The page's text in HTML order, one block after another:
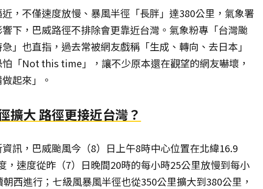
，不僅速度放慢、 暴風半徑 「長胖」達380公里， 氣象署
下，巴威路徑不排除會更靠近台灣。氣象粉專「台灣颱
」也直指，過去常被網友戲稱「生成、轉向、去日本」
「Not this time」，讓不少原本還在觀望的網友嚇壞，
起來」。
擴大 路徑更接近台灣？
訊， 巴威颱風今（8）日上午8時中心位置在北緯16.9
，速度從昨（7）日晚間20時的每小時25公里放慢到每小
西進行；七級風暴風半徑也從350公里擴大到380公里，